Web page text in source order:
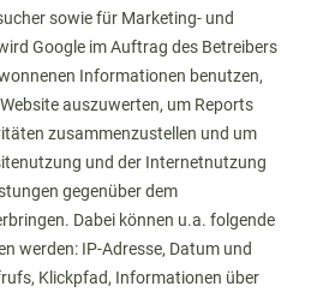
sowie für Marketing- und
Google im Auftrag des Betreibers
Informationen benutzen,
auszuwerten, um Reports
zusammenzustellen und um
und der Internetnutzung
gegenüber dem
Dabei können u.a. folgende
werden: IP-Adresse, Datum und
Klickpfad, Informationen über